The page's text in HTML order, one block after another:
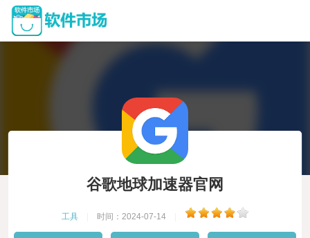
谷歌地球加速器官网
工具 时间：2024-07-14